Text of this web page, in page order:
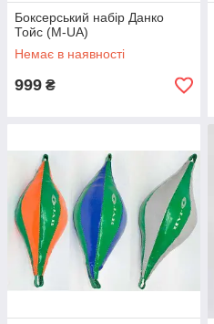
Боксерський набір Данко
Тойс (M-UA)
Немає в наявності
999 ₴